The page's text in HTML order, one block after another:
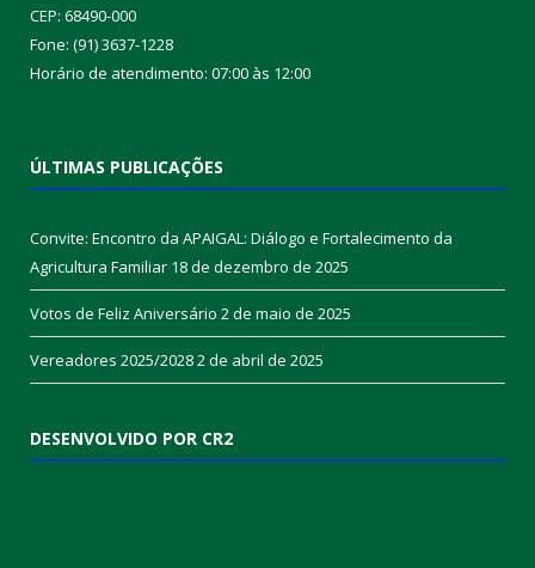
CEP: 68490-000
Fone: (91) 3637-1228
Horário de atendimento: 07:00 às 12:00
ÚLTIMAS PUBLICAÇÕES
Convite: Encontro da APAIGAL: Diálogo e Fortalecimento da
Agricultura Familiar 18 de dezembro de 2025
Votos de Feliz Aniversário 2 de maio de 2025
Vereadores 2025/20282 de abril de 2025
DESENVOLVIDO POR CR2